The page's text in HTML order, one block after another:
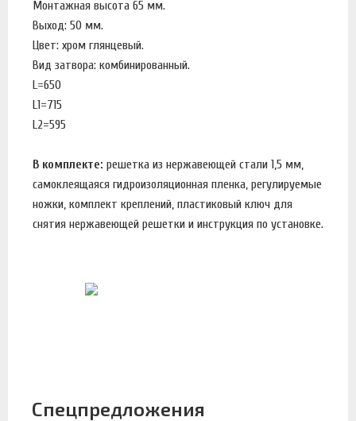
Монтажная высота 65 мм.
Выход: 50 мм.
Цвет: хром глянцевый.
Вид затвора: комбинированный.
L=650
L1=715
L2=595
В комплекте: решетка из нержавеющей стали 1,5 мм,
самоклеящаяся гидроизоляционная пленка, регулируемые
ножки, комплект креплений, пластиковый ключ для
снятия нержавеющей решетки и инструкция по установке.
Спецпредложения